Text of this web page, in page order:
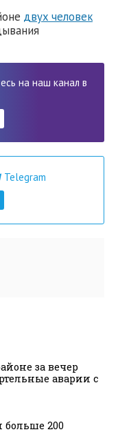
двух человек
на наш канал в
Telegram
за вечер
аварии с
больше 200